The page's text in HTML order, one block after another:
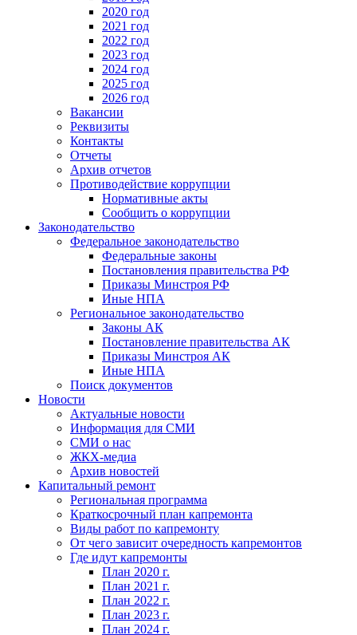
2020 год
2021 год
2022 год
2023 год
2024 год
2025 год
2026 год
Вакансии
Реквизиты
Контакты
Отчеты
Архив отчетов
Противодействие коррупции
Нормативные акты
Сообщить о коррупции
Законодательство
Федеральное законодательство
Федеральные законы
Постановления правительства РФ
Приказы Минстроя РФ
Иные НПА
Региональное законодательство
Законы АК
Постановление правительства АК
Приказы Минстроя АК
Иные НПА
Поиск документов
Новости
Актуальные новости
Информация для СМИ
СМИ о нас
ЖКХ-медиа
Архив новостей
Капитальный ремонт
Региональная программа
Краткосрочный план капремонта
Виды работ по капремонту
От чего зависит очередность капремонтов
Где идут капремонты
План 2020 г.
План 2021 г.
План 2022 г.
План 2023 г.
План 2024 г.